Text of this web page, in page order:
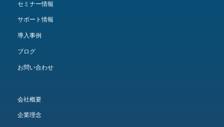
セミナー情報
サポート情報
導入事例
ブログ
お問い合わせ
会社概要
企業理念